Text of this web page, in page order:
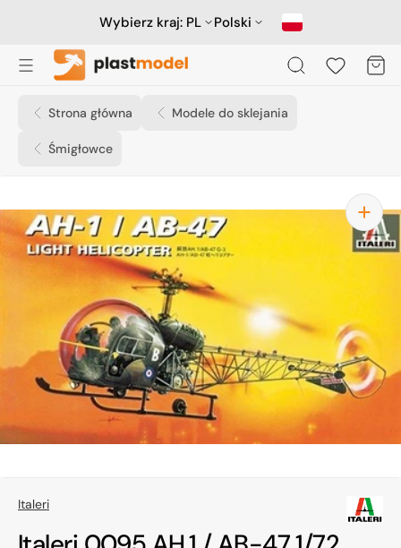
Wybierz kraj: PL Polski
Koszyk
Strona główna Modele do sklejania
Śmigłowce
Otwórz
media
1
w
widoku
galerii
Italeri